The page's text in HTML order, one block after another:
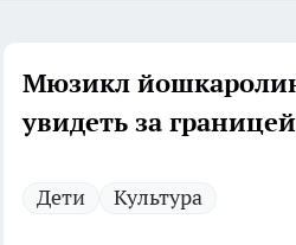
Мюзикл
увидеть за границей
Дети Культура